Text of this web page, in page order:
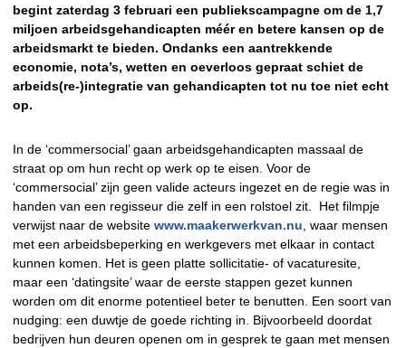
begint zaterdag 3 februari een publiekscampagne om de 1,7
miljoen arbeidsgehandicapten méér en betere kansen op de
arbeidsmarkt te bieden. Ondanks een aantrekkende
economie, nota’s, wetten en oeverloos gepraat schiet de
arbeids(re-)integratie van gehandicapten tot nu toe niet echt
op.
In de ‘commersocial’ gaan arbeidsgehandicapten massaal de
straat op om hun recht op werk op te eisen. Voor de
‘commersocial’ zijn geen valide acteurs ingezet en de regie was in
handen van een regisseur die zelf in een rolstoel zit. Het filmpje
verwijst naar de website www.maakerwerkvan.nu , waar mensen
met een arbeidsbeperking en werkgevers met elkaar in contact
kunnen komen. Het is geen platte sollicitatie- of vacaturesite,
maar een ‘datingsite’ waar de eerste stappen gezet kunnen
worden om dit enorme potentieel beter te benutten. Een soort van
nudging: een duwtje de goede richting in. Bijvoorbeeld doordat
bedrijven hun deuren openen om in gesprek te gaan met mensen